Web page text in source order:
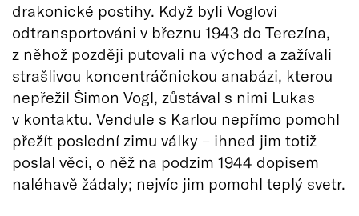
drakonické postihy. Když byli Voglovi
odtransportováni v březnu 1943 do Terezína,
z něhož později putovali na východ a zažívali
strašlivou koncentráčnickou anabázi, kterou
nepřežil Šimon Vogl, zůstával s nimi Lukas
v kontaktu. Vendule s Karlou nepřímo pomohl
přežít poslední zimu války – ihned jim totiž
poslal věci, o něž na podzim 1944 dopisem
naléhavě žádaly; nejvíc jim pomohl teplý svetr.